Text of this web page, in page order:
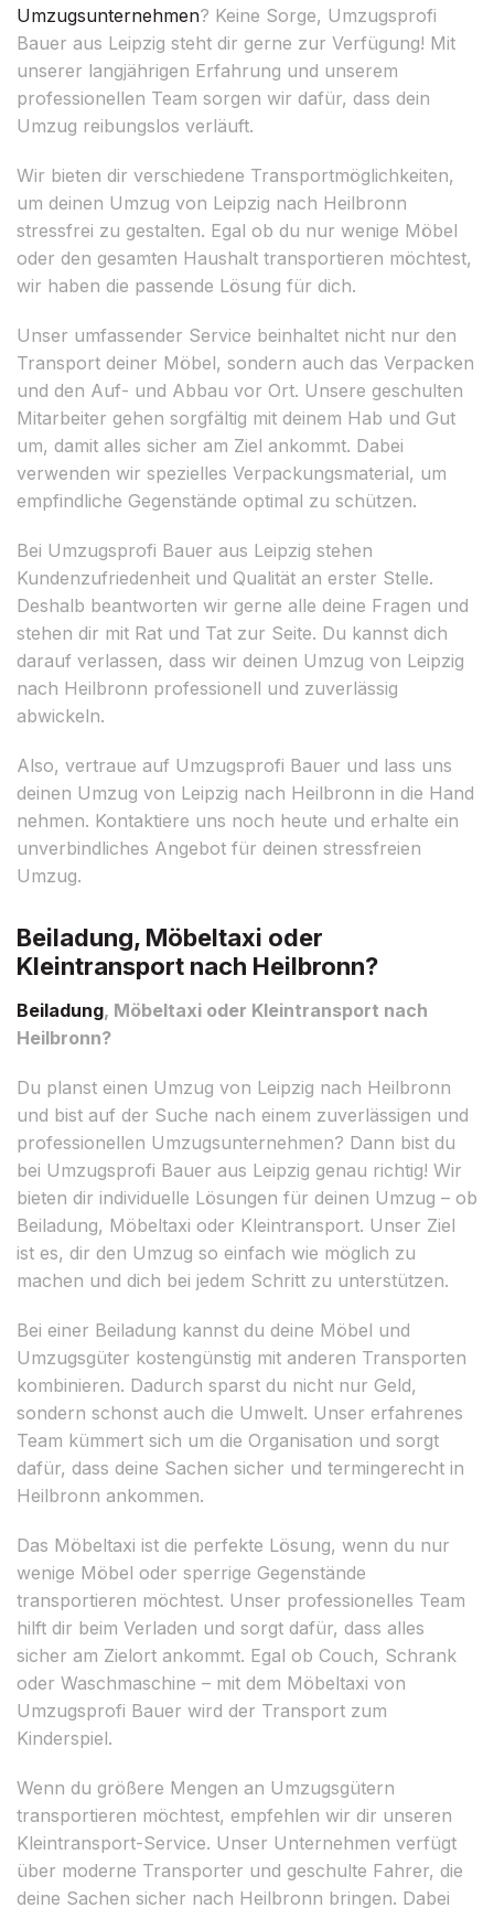
Umzugsunternehmen? Keine Sorge, Umzugsprofi
Bauer aus Leipzig steht dir gerne zur Verfügung! Mit
unserer langjährigen Erfahrung und unserem
professionellen Team sorgen wir dafür, dass dein
Umzug reibungslos verläuft.
Wir bieten dir verschiedene Transportmöglichkeiten,
um deinen Umzug von Leipzig nach Heilbronn
stressfrei zu gestalten. Egal ob du nur wenige Möbel
oder den gesamten Haushalt transportieren möchtest,
wir haben die passende Lösung für dich.
Unser umfassender Service beinhaltet nicht nur den
Transport deiner Möbel, sondern auch das Verpacken
und den Auf- und Abbau vor Ort. Unsere geschulten
Mitarbeiter gehen sorgfältig mit deinem Hab und Gut
um, damit alles sicher am Ziel ankommt. Dabei
verwenden wir spezielles Verpackungsmaterial, um
empfindliche Gegenstände optimal zu schützen.
Bei Umzugsprofi Bauer aus Leipzig stehen
Kundenzufriedenheit und Qualität an erster Stelle.
Deshalb beantworten wir gerne alle deine Fragen und
stehen dir mit Rat und Tat zur Seite. Du kannst dich
darauf verlassen, dass wir deinen Umzug von Leipzig
nach Heilbronn professionell und zuverlässig
abwickeln.
Also, vertraue auf Umzugsprofi Bauer und lass uns
deinen Umzug von Leipzig nach Heilbronn in die Hand
nehmen. Kontaktiere uns noch heute und erhalte ein
unverbindliches Angebot für deinen stressfreien
Umzug.
Beiladung, Möbeltaxi oder
Kleintransport nach Heilbronn?
Beiladung, Möbeltaxi oder Kleintransport nach
Heilbronn?
Du planst einen Umzug von Leipzig nach Heilbronn
und bist auf der Suche nach einem zuverlässigen und
professionellen Umzugsunternehmen? Dann bist du
bei Umzugsprofi Bauer aus Leipzig genau richtig! Wir
bieten dir individuelle Lösungen für deinen Umzug – ob
Beiladung, Möbeltaxi oder Kleintransport. Unser Ziel
ist es, dir den Umzug so einfach wie möglich zu
machen und dich bei jedem Schritt zu unterstützen.
Bei einer Beiladung kannst du deine Möbel und
Umzugsgüter kostengünstig mit anderen Transporten
kombinieren. Dadurch sparst du nicht nur Geld,
sondern schonst auch die Umwelt. Unser erfahrenes
Team kümmert sich um die Organisation und sorgt
dafür, dass deine Sachen sicher und termingerecht in
Heilbronn ankommen.
Das Möbeltaxi ist die perfekte Lösung, wenn du nur
wenige Möbel oder sperrige Gegenstände
transportieren möchtest. Unser professionelles Team
hilft dir beim Verladen und sorgt dafür, dass alles
sicher am Zielort ankommt. Egal ob Couch, Schrank
oder Waschmaschine – mit dem Möbeltaxi von
Umzugsprofi Bauer wird der Transport zum
Kinderspiel.
Wenn du größere Mengen an Umzugsgütern
transportieren möchtest, empfehlen wir dir unseren
Kleintransport-Service. Unser Unternehmen verfügt
über moderne Transporter und geschulte Fahrer, die
deine Sachen sicher nach Heilbronn bringen. Dabei